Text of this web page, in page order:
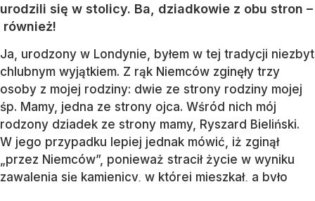
urodzili się w stolicy. Ba, dziadkowie z obu stron –
również!
Ja, urodzony w Londynie, byłem w tej tradycji niezbyt
chlubnym wyjątkiem. Z rąk Niemców zginęły trzy
osoby z mojej rodziny: dwie ze strony rodziny mojej
śp. Mamy, jedna ze strony ojca. Wśród nich mój
rodzony dziadek ze strony mamy, Ryszard Bieliński.
W jego przypadku lepiej jednak mówić, iż zginął
„przez Niemców”, ponieważ stracił życie w wyniku
zawalenia się kamienicy, w której mieszkał, a było